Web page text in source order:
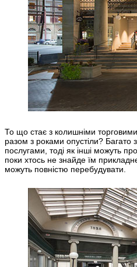
То що стає з колишніми
разом з роками опустіли? Багато
послугами, тоді як інші можуть
поки хтось не знайде їм
можуть повністю перебудувати.